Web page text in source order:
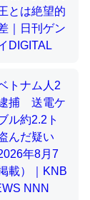
椎動物と貝
してナメク
なぜ海にいな